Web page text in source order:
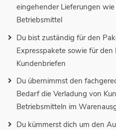
eingehender Lieferungen
Betriebsmittel
Du bist zuständig für den
Expresspakete sowie für
Kundenbriefen
Du übernimmst den
Bedarf die Verladung von
Betriebsmitteln im
Du kümmerst dich um den